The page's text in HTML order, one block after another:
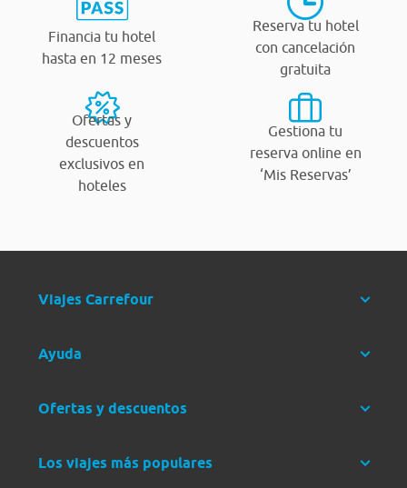
Financia tu hotel
hasta en 12 meses
Reserva tu hotel
con cancelación
gratuita
Ofertas y
descuentos
exclusivos en
hoteles
Gestiona tu
reserva online en
‘Mis Reservas’
Viajes Carrefour
Ayuda
Ofertas y descuentos
Los viajes más populares